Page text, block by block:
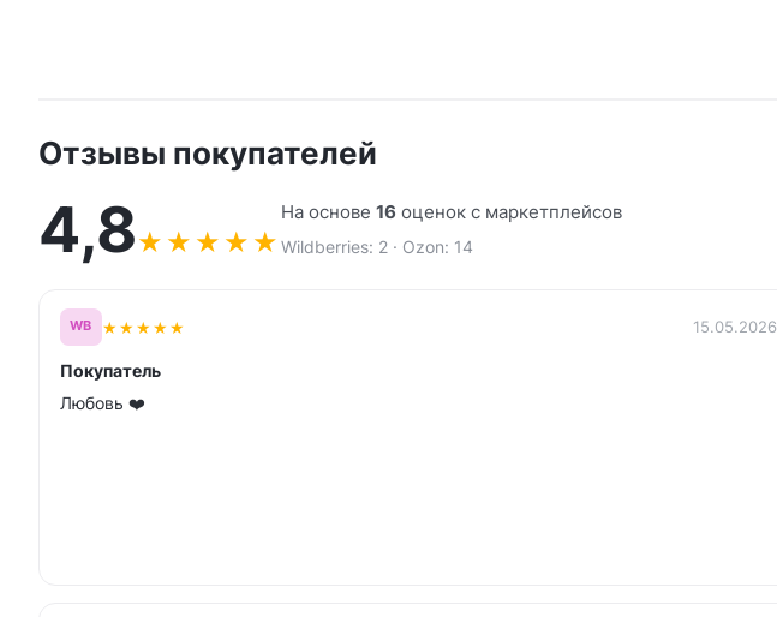
Отзывы покупателей
4,8★ ★ ★ ★ ★
На основе 16 оценок с маркетплейсов
Wildberries: 2 · Ozon: 14
WB ★★★★★ 15.05.2026
Покупатель
Любовь ❤️